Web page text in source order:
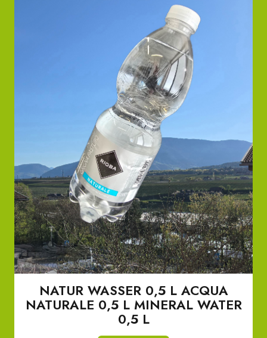
NATUR WASSER 0,5 L ACQUA
NATURALE 0,5 L MINERAL WATER
0,5 L